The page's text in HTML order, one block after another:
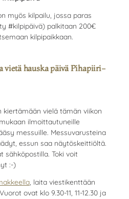
myös kilpailu, jossa paras
#kilpipäivä) palkitaan 200€
kilpipaikkaan.
vietä hauska päivä Pihapiiri-
kiertämään vielä tämän viikon
ilmoittautuneille
messuille. Messuvarusteina
essun saa näytöskeittiöltä.
sähköpostilla. Toki voit
:-)
, laita viestikenttään
ovat klo 9.30-11, 11-12.30 ja